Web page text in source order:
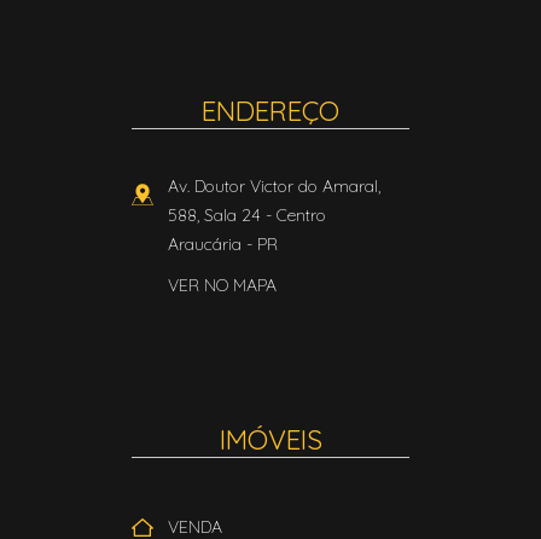
ENDEREÇO
Av. Doutor Victor do Amaral,
588, Sala 24 - Centro
Araucária - PR
VER NO MAPA
IMÓVEIS
VENDA